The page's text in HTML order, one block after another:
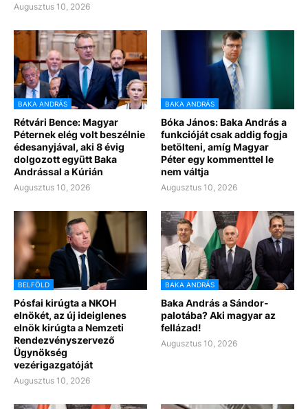
Augusztus 10, 2026
BAKA ANDRÁS
Rétvári Bence: Magyar
Péternek elég volt beszélnie
édesanyjával, aki 8 évig
dolgozott együtt Baka
Andrással a Kúrián
Augusztus 10, 2026
BAKA ANDRÁS
Bóka János: Baka András a
funkcióját csak addig fogja
betölteni, amíg Magyar
Péter egy kommenttel le
nem váltja
Augusztus 10, 2026
BELFÖLD
Pósfai kirúgta a NKOH
elnökét, az új ideiglenes
elnök kirúgta a Nemzeti
Rendezvényszervező
Ügynökség
vezérigazgatóját
Augusztus 10, 2026
BAKA ANDRÁS
Baka András a Sándor-
palotába? Aki magyar az
fellázad!
Augusztus 10, 2026